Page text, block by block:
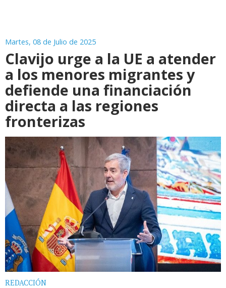
Martes, 08 de Julio de 2025
Clavijo urge a la UE a atender
a los menores migrantes y
defiende una financiación
directa a las regiones
fronterizas
REDACCIÓN